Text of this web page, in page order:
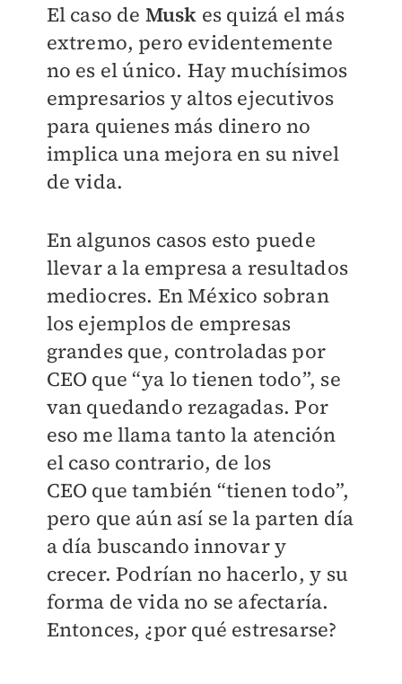
El caso de Musk es quizá el más
extremo, pero evidentemente
no es el único. Hay muchísimos
empresarios y altos ejecutivos
para quienes más dinero no
implica una mejora en su nivel
de vida.
En algunos casos esto puede
llevar a la empresa a resultados
mediocres. En México sobran
los ejemplos de empresas
grandes que, controladas por
CEO que “ya lo tienen todo”, se
van quedando rezagadas. Por
eso me llama tanto la atención
el caso contrario, de los
CEO que también “tienen todo”,
pero que aún así se la parten día
a día buscando innovar y
crecer. Podrían no hacerlo, y su
forma de vida no se afectaría.
Entonces, ¿por qué estresarse?